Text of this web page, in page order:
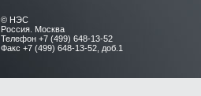
© НЭС
Россия. Москва
Телефон +7 (499) 648-13-52
Факс +7 (499) 648-13-52, доб.1